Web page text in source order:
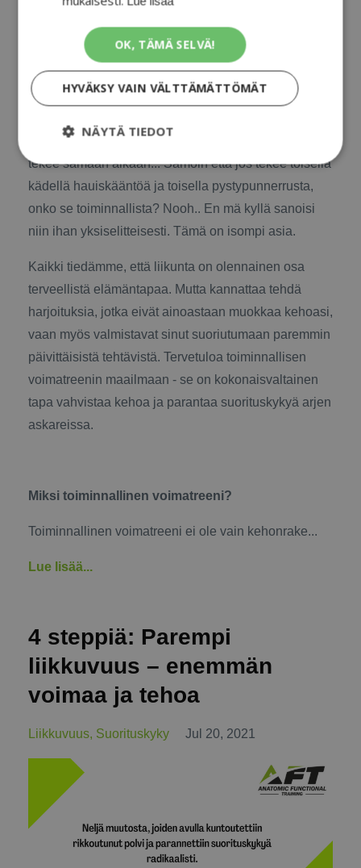
Mulla aina pyörii kaikessa tämä sana
"Toiminnallinen". Mitäs se oikein tarkottaa... No, ei
sillä ole yhden lauseen selitystä, mitä mä sillä
tarkoitan. Se ei ole sitä, että tehdään kahta asiaa
ja piereskelee, olis toiminnallista treeniä, jos niitä
tekee samaan aikaan... Samoin että jos tekee toisella
kädellä hauiskääntöä ja toisella pystypunnerrusta,
onko se toiminnallista? Nooh.. En mä kyllä sanoisi
niin ihan yksiselitteisesti. Tämä on isompi asia.
Kaikki tiedämme, että liikunta on olennainen osa
terveellistä elämäntapaa. Mutta kannattaa tehdä
harjoituksia, jotka eivät ainoastaan muokkaa kehoasi,
vaan myös valmistavat sinut suoriutumaan paremmin
päivittäisistä tehtävistä. Tervetuloa toiminnallisen
voimatreenin maailmaan - se on kokonaisvaltainen
tapa vahvistaa kehoa ja parantaa suorituskykyä arjen
askareissa.
Miksi toiminnallinen voimatreeni?
Toiminnallinen voimatreeni ei ole vain kehonrake...
Lue lisää...
4 steppiä: Parempi
liikkuvuus – enemmän
voimaa ja tehoa
Liikkuvuus Suorituskyky Jul 20, 2021
OK, TÄMÄ SELVÄ!
HYVÄKSY VAIN VÄLTTÄMÄTTÖMÄT
NÄYTÄ TIEDOT